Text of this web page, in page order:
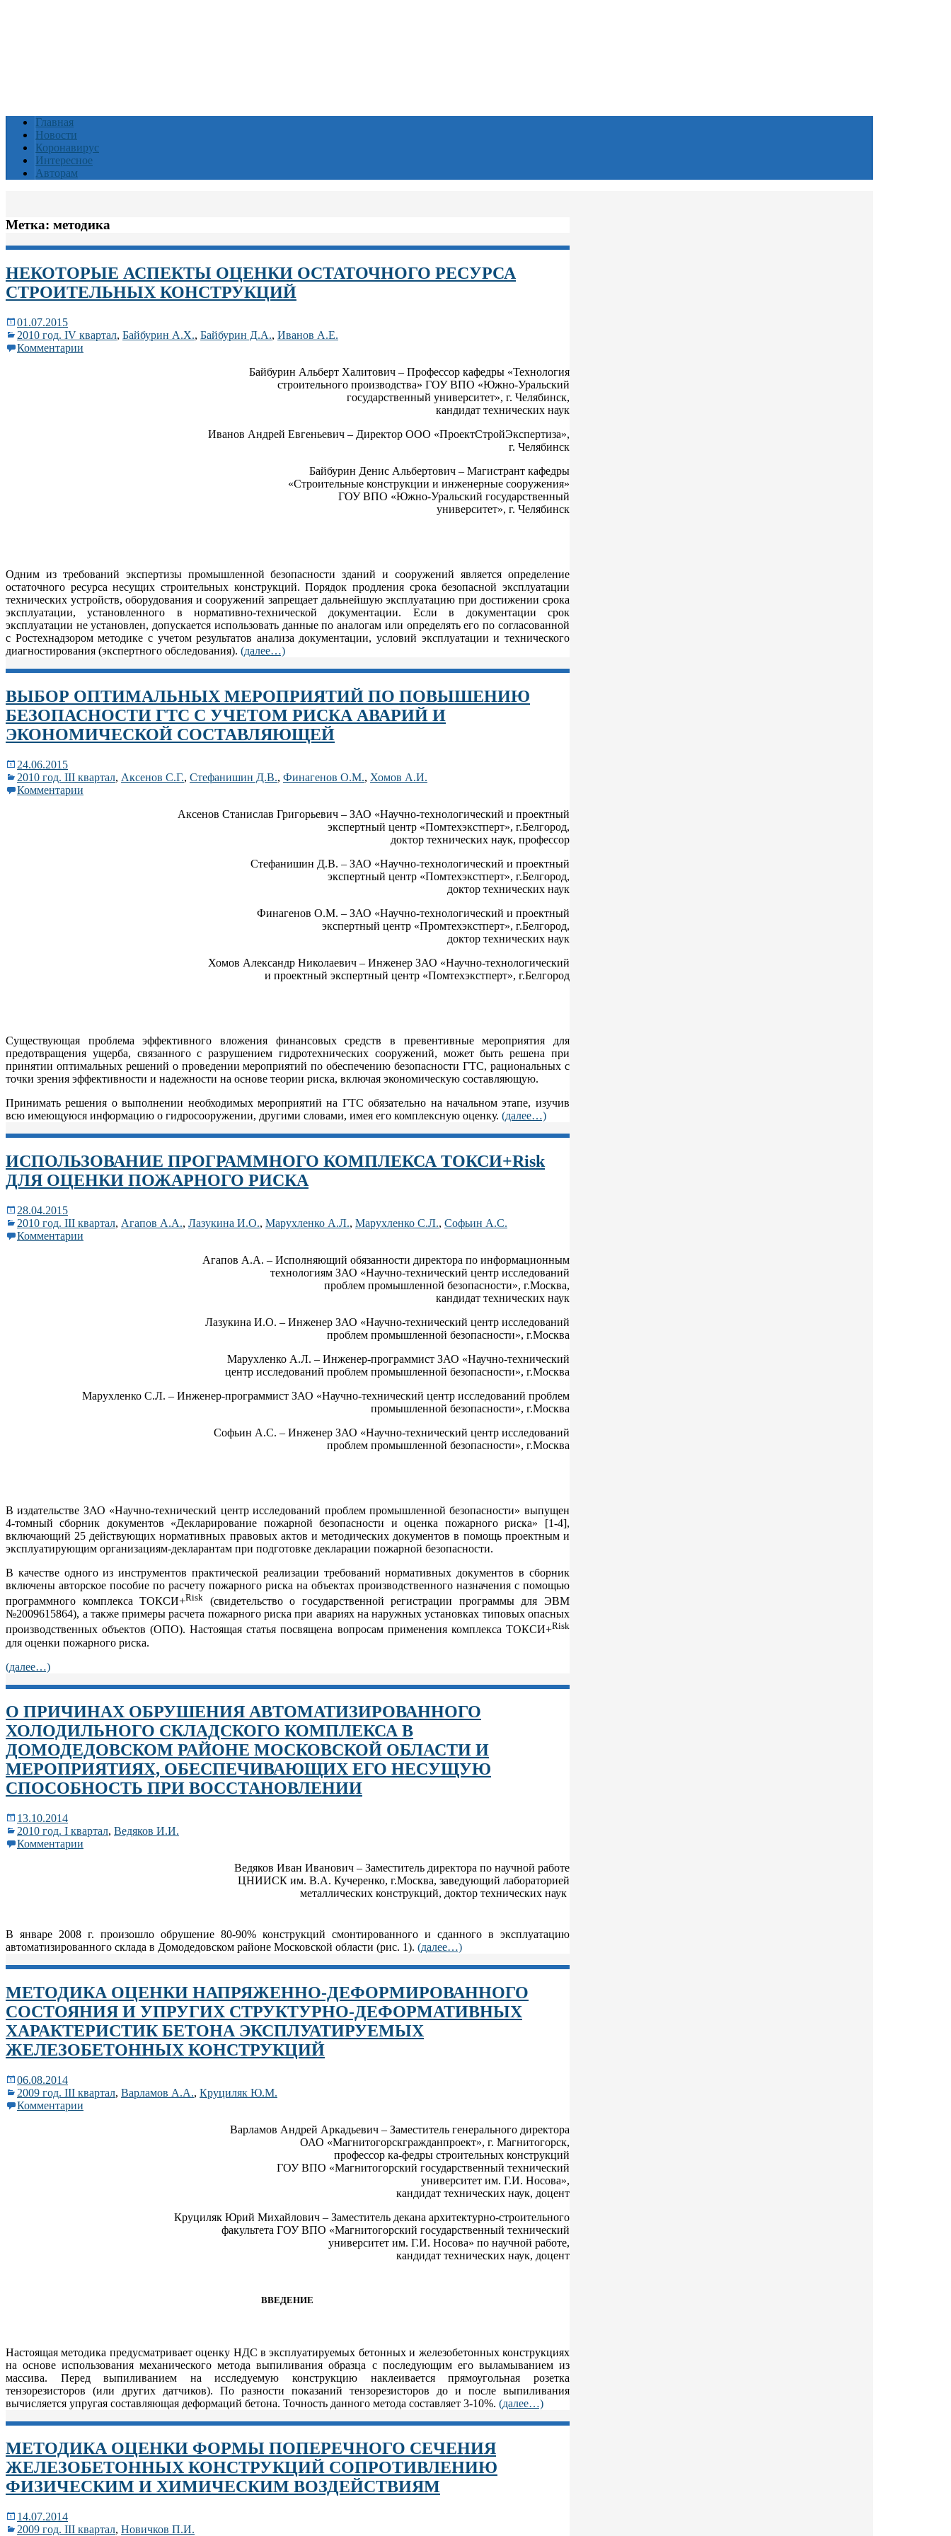
Главная
Новости
Коронавирус
Интересное
Авторам
Метка: методика
НЕКОТОРЫЕ АСПЕКТЫ ОЦЕНКИ ОСТАТОЧНОГО РЕСУРСА
СТРОИТЕЛЬНЫХ КОНСТРУКЦИЙ
01.07.2015
2010 год. IV квартал, Байбурин А.Х., Байбурин Д.А., Иванов А.Е.
Комментарии
Байбурин Альберт Халитович – Профессор кафедры «Технология
строительного производства» ГОУ ВПО «Южно-Уральский
государственный университет», г. Челябинск,
кандидат технических наук
Иванов Андрей Евгеньевич – Директор ООО «ПроектСтройЭкспертиза»,
г. Челябинск
Байбурин Денис Альбертович – Магистрант кафедры
«Строительные конструкции и инженерные сооружения»
ГОУ ВПО «Южно-Уральский государственный
университет», г. Челябинск
Одним из требований экспертизы промышленной безопасности зданий и сооружений является определение
остаточного ресурса несущих строительных конструкций. Порядок продления срока безопасной эксплуатации
технических устройств, оборудования и сооружений запрещает дальнейшую эксплуатацию при достижении срока
эксплуатации, установленного в нормативно-технической документации. Если в документации срок
эксплуатации не установлен, допускается использовать данные по аналогам или определять его по согласованной
с Ростехнадзором методике с учетом результатов анализа документации, условий эксплуатации и технического
диагностирования (экспертного обследования). (далее…)
ВЫБОР ОПТИМАЛЬНЫХ МЕРОПРИЯТИЙ ПО ПОВЫШЕНИЮ
БЕЗОПАСНОСТИ ГТС С УЧЕТОМ РИСКА АВАРИЙ И
ЭКОНОМИЧЕСКОЙ СОСТАВЛЯЮЩЕЙ
24.06.2015
2010 год. III квартал, Аксенов С.Г., Стефанишин Д.В., Финагенов О.М., Хомов А.И.
Комментарии
Аксенов Станислав Григорьевич – ЗАО «Научно-технологический и проектный
экспертный центр «Помтехэкстперт», г.Белгород,
доктор технических наук, профессор
Стефанишин Д.В. – ЗАО «Научно-технологический и проектный
экспертный центр «Помтехэкстперт», г.Белгород,
доктор технических наук
Финагенов О.М. – ЗАО «Научно-технологический и проектный
экспертный центр «Промтехэкстперт», г.Белгород,
доктор технических наук
Хомов Александр Николаевич – Инженер ЗАО «Научно-технологический
и проектный экспертный центр «Помтехэкстперт», г.Белгород
Существующая проблема эффективного вложения финансовых средств в превентивные мероприятия для
предотвращения ущерба, связанного с разрушением гидротехнических сооружений, может быть решена при
принятии оптимальных решений о проведении мероприятий по обеспечению безопасности ГТС, рациональных с
точки зрения эффективности и надежности на основе теории риска, включая экономическую составляющую.
Принимать решения о выполнении необходимых мероприятий на ГТС обязательно на начальном этапе, изучив
всю имеющуюся информацию о гидросооружении, другими словами, имея его комплексную оценку. (далее…)
ИСПОЛЬЗОВАНИЕ ПРОГРАММНОГО КОМПЛЕКСА ТОКСИ+Risk
ДЛЯ ОЦЕНКИ ПОЖАРНОГО РИСКА
28.04.2015
2010 год. III квартал, Агапов А.А., Лазукина И.О., Марухленко А.Л., Марухленко С.Л., Софьин А.С.
Комментарии
Агапов А.А. – Исполняющий обязанности директора по информационным
технологиям ЗАО «Научно-технический центр исследований
проблем промышленной безопасности», г.Москва,
кандидат технических наук
Лазукина И.О. – Инженер ЗАО «Научно-технический центр исследований
проблем промышленной безопасности», г.Москва
Марухленко А.Л. – Инженер-программист ЗАО «Научно-технический
центр исследований проблем промышленной безопасности», г.Москва
Марухленко С.Л. – Инженер-программист ЗАО «Научно-технический центр исследований проблем
промышленной безопасности», г.Москва
Софьин А.С. – Инженер ЗАО «Научно-технический центр исследований
проблем промышленной безопасности», г.Москва
В издательстве ЗАО «Научно-технический центр исследований проблем промышленной безопасности» выпущен
4-томный сборник документов «Декларирование пожарной безопасности и оценка пожарного риска» [1-4],
включающий 25 действующих нормативных правовых актов и методических документов в помощь проектным и
эксплуатирующим организациям-декларантам при подготовке декларации пожарной безопасности.
В качестве одного из инструментов практической реализации требований нормативных документов в сборник
включены авторское пособие по расчету пожарного риска на объектах производственного назначения с помощью
программного комплекса ТОКСИ+Risk
(свидетельство о государственной регистрации программы для ЭВМ
№2009615864), а также примеры расчета пожарного риска при авариях на наружных установках типовых опасных
производственных объектов (ОПО). Настоящая статья посвящена вопросам применения комплекса ТОКСИ+Risk
для оценки пожарного риска.
(далее…)
О ПРИЧИНАХ ОБРУШЕНИЯ АВТОМАТИЗИРОВАННОГО
ХОЛОДИЛЬНОГО СКЛАДСКОГО КОМПЛЕКСА В
ДОМОДЕДОВСКОМ РАЙОНЕ МОСКОВСКОЙ ОБЛАСТИ И
МЕРОПРИЯТИЯХ, ОБЕСПЕЧИВАЮЩИХ ЕГО НЕСУЩУЮ
СПОСОБНОСТЬ ПРИ ВОССТАНОВЛЕНИИ
13.10.2014
2010 год. I квартал, Ведяков И.И.
Комментарии
Ведяков Иван Иванович – Заместитель директора по научной работе
ЦНИИСК им. В.А. Кучеренко, г.Москва, заведующий лабораторией
металлических конструкций, доктор технических наук
В январе 2008 г. произошло обрушение 80-90% конструкций смонтированного и сданного в эксплуатацию
автоматизированного склада в Домодедовском районе Московской области (рис. 1). (далее…)
МЕТОДИКА ОЦЕНКИ НАПРЯЖЕННО-ДЕФОРМИРОВАННОГО
СОСТОЯНИЯ И УПРУГИХ СТРУКТУРНО-ДЕФОРМАТИВНЫХ
ХАРАКТЕРИСТИК БЕТОНА ЭКСПЛУАТИРУЕМЫХ
ЖЕЛЕЗОБЕТОННЫХ КОНСТРУКЦИЙ
06.08.2014
2009 год. III квартал, Варламов А.А., Круциляк Ю.М.
Комментарии
Варламов Андрей Аркадьевич – Заместитель генерального директора
ОАО «Магнитогорскгражданпроект», г. Магнитогорск,
профессор ка-федры строительных конструкций
ГОУ ВПО «Магнитогорский государственный технический
университет им. Г.И. Носова»,
кандидат технических наук, доцент
Круциляк Юрий Михайлович – Заместитель декана архитектурно-строительного
факультета ГОУ ВПО «Магнитогорский государственный технический
университет им. Г.И. Носова» по научной работе,
кандидат технических наук, доцент
ВВЕДЕНИЕ
Настоящая методика предусматривает оценку НДС в эксплуатируемых бетонных и железобетонных конструкциях
на основе использования механического метода выпиливания образца с последующим его выламыванием из
массива. Перед выпиливанием на исследуемую конструкцию наклеивается прямоугольная розетка
тензорезисторов (или других датчиков). По разности показаний тензорезисторов до и после выпиливания
вычисляется упругая составляющая деформаций бетона. Точность данного метода составляет 3-10%. (далее…)
МЕТОДИКА ОЦЕНКИ ФОРМЫ ПОПЕРЕЧНОГО СЕЧЕНИЯ
ЖЕЛЕЗОБЕТОННЫХ КОНСТРУКЦИЙ СОПРОТИВЛЕНИЮ
ФИЗИЧЕСКИМ И ХИМИЧЕСКИМ ВОЗДЕЙСТВИЯМ
14.07.2014
2009 год. III квартал, Новичков П.И.